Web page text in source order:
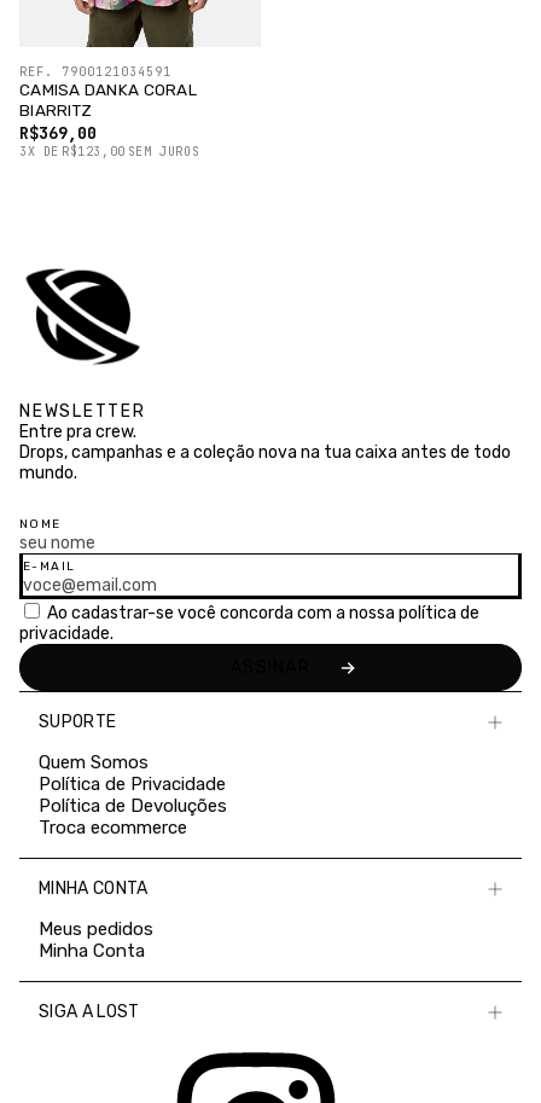
CAMISA DANKA CORAL
BIARRITZ
R$369,00
3X DE R$123,00 SEM JUROS
REF. 7900121034591
NEWSLETTER
Entre pra crew.
Drops, campanhas e a coleção nova na tua caixa antes de todo
mundo.
NOME
E-MAIL
Ao cadastrar-se você concorda com a nossa política de
privacidade.
SUPORTE
Quem Somos
Política de Privacidade
Política de Devoluções
Troca ecommerce
MINHA CONTA
Meus pedidos
Minha Conta
SIGA A LOST